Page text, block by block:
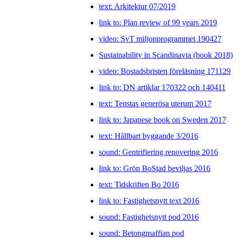
text: Arkitektur 07/2019
link to: Plan review of 99 years 2019
video: SvT miljonprogrammet 190427
Sustainability in Scandinavia (book 2018)
video: Bostadsbristen föreläsning 171129
link to: DN artiklar 170322 och 140411
text: Tenstas generösa uterum 2017
link to: Japanese book on Sweden 2017
text: Hållbart byggande 3/2016
sound: Gentrifiering renovering 2016
link to: Grön BoStad beviljas 2016
text: Tidskriften Bo 2016
link to: Fastighetsnytt text 2016
sound: Fastighetsnytt pod 2016
sound: Betongmaffian pod